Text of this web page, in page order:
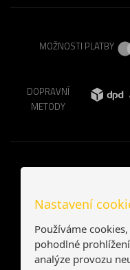
MOŽNOSTI PLATBY
DOPRAVNÍ
METODY
Nastavení
Používáme
pohodlné
analýze provozu